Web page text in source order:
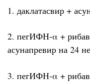
1. даклатасвир +
2. пегИФН-α +
асунапревир на 24
3. пегИФН-α +